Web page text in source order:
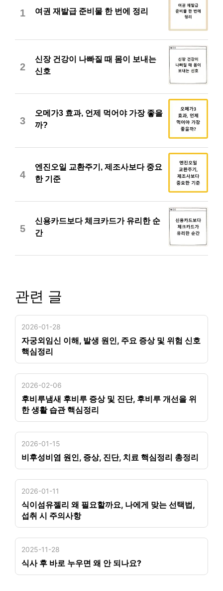
1 여권 재발급 준비물 한 번에 정리
2
신장 건강이 나빠질 때 몸이 보내는
신호
3
오메가3 효과, 언제 먹어야 가장 좋을
까?
4
엔진오일 교환주기, 제조사보다 중요
한 기준
5
신용카드보다 체크카드가 유리한 순
간
관련 글
2026-01-28
자궁외임신 이해, 발생 원인, 주요 증상 및 위험 신호
핵심정리
2026-02-06
후비루냄새 후비루 증상 및 진단, 후비루 개선을 위
한 생활 습관 핵심정리
2026-01-15
비후성비염 원인, 증상, 진단, 치료 핵심정리 총정리
2026-01-11
식이섬유젤리 왜 필요할까요, 나에게 맞는 선택법,
섭취 시 주의사항
2025-11-28
식사 후 바로 누우면 왜 안 되나요?